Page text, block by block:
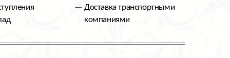
Доставка транспортными
компаниями